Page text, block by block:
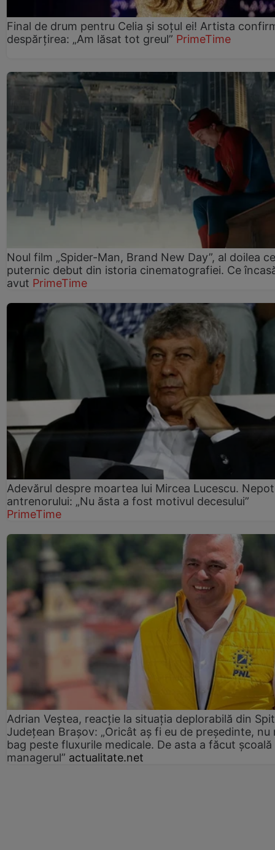
Final de drum pentru Celia și soțul ei! Artista
despărțirea: „Am lăsat tot greul” PrimeTime
Noul film „Spider-Man, Brand New Day”, al doilea
puternic debut din istoria cinematografiei. Ce
avut PrimeTime
Adevărul despre moartea lui Mircea Lucescu.
antrenorului: „Nu ăsta a fost motivul decesului”
PrimeTime
Adrian Veștea, reacție la situația deplorabilă din
Județean Brașov: „Oricât aș fi eu de președinte, nu
bag peste fluxurile medicale. De asta a făcut școală
managerul” actualitate.net